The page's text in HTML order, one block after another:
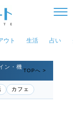
ウト 生活 占い
ン・機
TOPへ >
カフェ